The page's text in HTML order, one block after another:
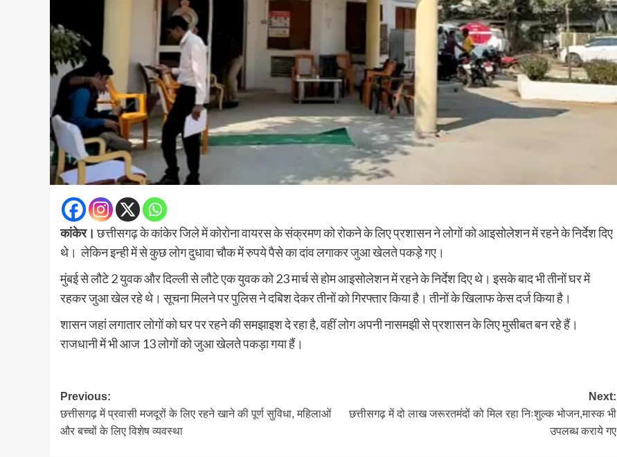
कांकेर। छत्तीसगढ़ के कांकेर जिले में कोरोना वायरस के संक्रमण को रोकने के लिए प्रशासन ने लोगों को आइसोलेशन में रहने के निर्देश दिए
थे। लेकिन इन्ही में से कुछ लोग दुधावा चौक में रुपये पैसे का दांव लगाकर जुआ खेलते पकड़े गए।
मुंबई से लौटे 2 युवक और दिल्ली से लौटे एक युवक को 23 मार्च से होम आइसोलेशन में रहने के निर्देश दिए थे। इसके बाद भी तीनों घर में
रहकर जुआ खेल रहे थे। सूचना मिलने पर पुलिस ने दबिश देकर तीनों को गिरफ्तार किया है। तीनों के खिलाफ केस दर्ज किया है।
शासन जहां लगातार लोगों को घर पर रहने की समझाइश दे रहा है, वहीं लोग अपनी नासमझी से प्रशासन के लिए मुसीबत बन रहे हैं।
राजधानी में भी आज 13 लोगों को जुआ खेलते पकड़ा गया हैं।
Post
navigation
Previous:
छत्तीसगढ़ में प्रवासी मजदूरों के लिए रहने खाने की पूर्ण सुविधा, महिलाओं
और बच्चों के लिए विशेष व्यवस्था
Next:
छत्तीसगढ़ में दो लाख जरूरतमंदों को मिल रहा निःशुल्क भोजन,मास्क भी
उपलब्ध कराये गए